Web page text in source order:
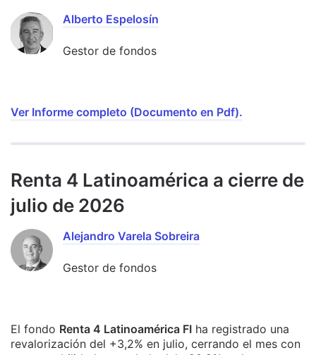
Alberto Espelosín
Gestor de fondos
Ver Informe completo (Documento en Pdf).
Renta 4 Latinoamérica a cierre de
julio de 2026
Alejandro Varela Sobreira
Gestor de fondos
El fondo Renta 4 Latinoamérica FI ha registrado una
revalorización del +3,2% en julio, cerrando el mes con